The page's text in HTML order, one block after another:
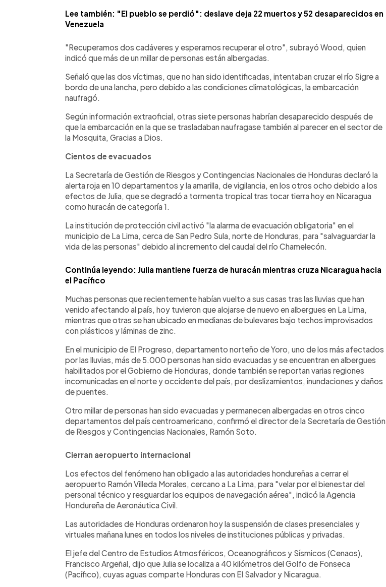
Lee también: "El pueblo se perdió": deslave deja 22 muertos y 52 desaparecidos en
Venezuela
"Recuperamos dos cadáveres y esperamos recuperar el otro", subrayó Wood, quien
indicó que más de un millar de personas están albergadas.
Señaló que las dos víctimas, que no han sido identificadas, intentaban cruzar el río Sigre a
bordo de una lancha, pero debido a las condiciones climatológicas, la embarcación
naufragó.
Según información extraoficial, otras siete personas habrían desaparecido después de
que la embarcación en la que se trasladaban naufragase también al parecer en el sector de
la Mosquita, Gracias a Dios.
Cientos de evacuados
La Secretaría de Gestión de Riesgos y Contingencias Nacionales de Honduras declaró la
alerta roja en 10 departamentos y la amarilla, de vigilancia, en los otros ocho debido a los
efectos de Julia, que se degradó a tormenta tropical tras tocar tierra hoy en Nicaragua
como huracán de categoría 1.
La institución de protección civil activó "la alarma de evacuación obligatoria" en el
municipio de La Lima, cerca de San Pedro Sula, norte de Honduras, para "salvaguardar la
vida de las personas" debido al incremento del caudal del río Chamelecón.
Continúa leyendo: Julia mantiene fuerza de huracán mientras cruza Nicaragua hacia
el Pacífico
Muchas personas que recientemente habían vuelto a sus casas tras las lluvias que han
venido afectando al país, hoy tuvieron que alojarse de nuevo en albergues en La Lima,
mientras que otras se han ubicado en medianas de bulevares bajo techos improvisados
con plásticos y láminas de zinc.
En el municipio de El Progreso, departamento norteño de Yoro, uno de los más afectados
por las lluvias, más de 5.000 personas han sido evacuadas y se encuentran en albergues
habilitados por el Gobierno de Honduras, donde también se reportan varias regiones
incomunicadas en el norte y occidente del país, por deslizamientos, inundaciones y daños
de puentes.
Otro millar de personas han sido evacuadas y permanecen albergadas en otros cinco
departamentos del país centroamericano, confirmó el director de la Secretaría de Gestión
de Riesgos y Contingencias Nacionales, Ramón Soto.
Cierran aeropuerto internacional
Los efectos del fenómeno han obligado a las autoridades hondureñas a cerrar el
aeropuerto Ramón Villeda Morales, cercano a La Lima, para "velar por el bienestar del
personal técnico y resguardar los equipos de navegación aérea", indicó la Agencia
Hondureña de Aeronáutica Civil.
Las autoridades de Honduras ordenaron hoy la suspensión de clases presenciales y
virtuales mañana lunes en todos los niveles de instituciones públicas y privadas.
El jefe del Centro de Estudios Atmosféricos, Oceanográficos y Sísmicos (Cenaos),
Francisco Argeñal, dijo que Julia se localiza a 40 kilómetros del Golfo de Fonseca
(Pacífico), cuyas aguas comparte Honduras con El Salvador y Nicaragua.